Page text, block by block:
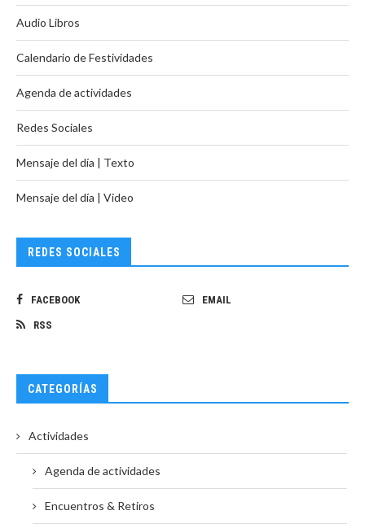
Audio Libros
Calendario de Festividades
Agenda de actividades
Redes Sociales
Mensaje del día | Texto
Mensaje del día | Video
REDES SOCIALES
FACEBOOK EMAIL
RSS
CATEGORÍAS
Actividades
Agenda de actividades
Encuentros & Retiros